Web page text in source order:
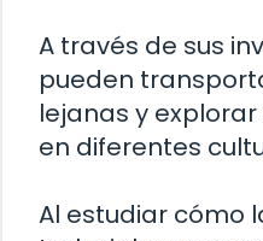
A través de sus
pueden
lejanas y
en diferentes
Al estudiar cómo